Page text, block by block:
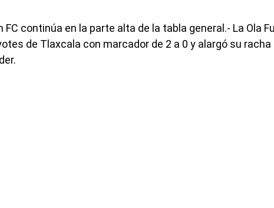
FC continúa en la parte alta de la tabla general.- La Ola
de Tlaxcala con marcador de 2 a 0 y alargó su